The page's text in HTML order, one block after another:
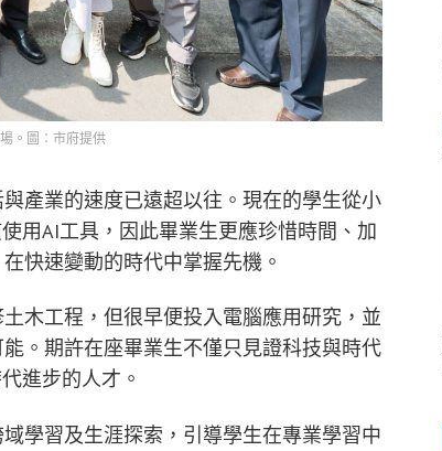
。圖：市府提供
產業的速度已遠超以往。現在的學生從小
用AI工具，因此畢業生更應珍惜時間、加
快速變動的時代中掌握先機。
木工程，但很早便投入電腦應用研究，並
。期許在座畢業生不僅只見證科技與時代
進步的人才。
學習及生涯探索，引導學生在專業學習中